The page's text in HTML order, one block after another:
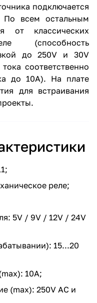
подключается
всем остальным
от классических
(способность
до 250V и 30V
соответственно
до 10А). На плате
для встраивания
реле;
5V / 9V / 12V / 24V
15...20
10А;
(max): 250V AC и